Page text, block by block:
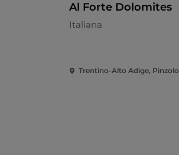
Al Forte Dolomites
Italiana
Trentino-Alto Adige, Pinzolo